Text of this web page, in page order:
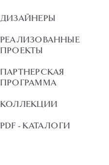
ДИЗАЙНЕРЫ
РЕАЛИЗОВАННЫЕ
ПРОЕКТЫ
ПАРТНЕРСКАЯ
ПРОГРАММА
КОЛЛЕКЦИИ
PDF - КАТАЛОГИ